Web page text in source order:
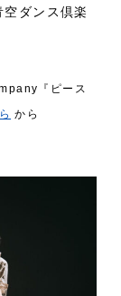
ダンス倶楽
『ピース
から